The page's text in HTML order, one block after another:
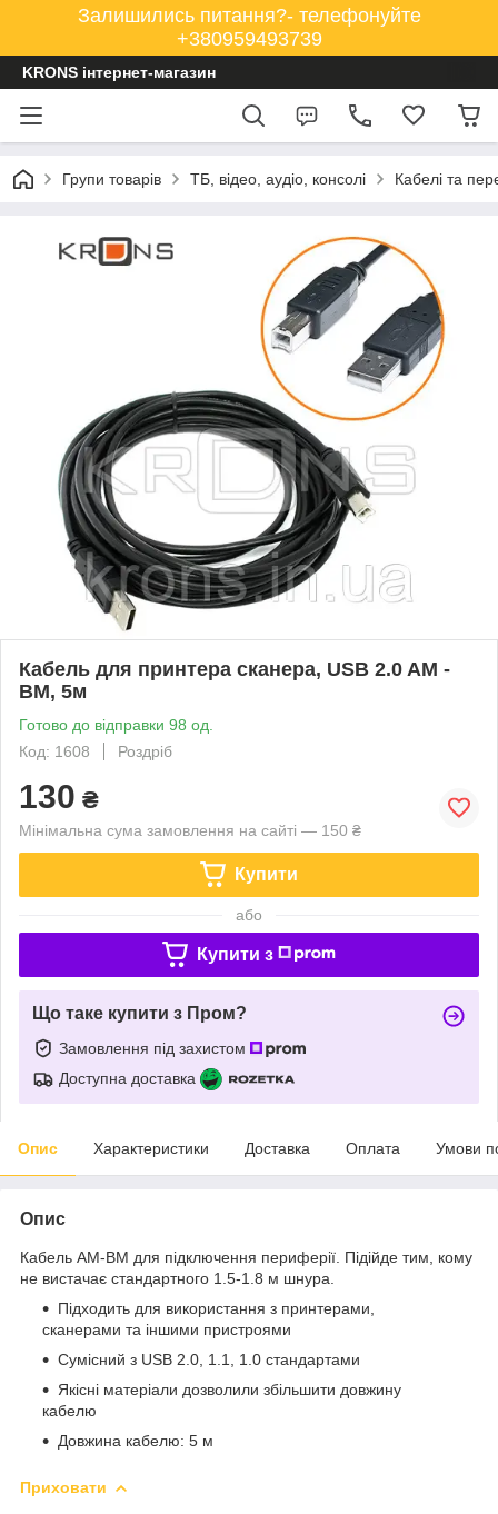
Залишились питання?- телефонуйте
+380959493739
KRONS інтернет-магазин
Групи товарів ТБ, відео, аудіо, консолі Кабелі та
Кабель для принтера сканера, USB 2.0 AM -
BM, 5м
Готово до відправки 98 од.
Код: 1608
Роздріб
130 ₴
Мінімальна сума замовлення на сайті — 150 ₴
Купити
або
Купити з
Що таке купити з Пром?
Замовлення під захистом
Доступна доставка
Опис Характеристики Доставка Оплата Умови
Опис
Кабель AM-BM для підключення периферії. Підійде тим, кому
не вистачає стандартного 1.5-1.8 м шнура.
Підходить для використання з принтерами,
сканерами та іншими пристроями
Сумісний з USB 2.0, 1.1, 1.0 стандартами
Якісні матеріали дозволили збільшити довжину
кабелю
Довжина кабелю: 5 м
Приховати